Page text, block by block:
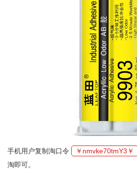
手机用户复制淘口令 ￥nmvke70tmY3￥
淘即可。